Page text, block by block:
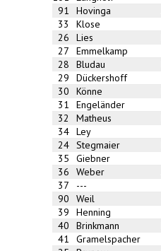
91
Hovinga
33
Klose
26
Lies
27
Emmelkamp
28
Bludau
29
Dückershoff
30
Könne
31
Engeländer
32
Matheus
34 Ley
24 Stegmaier
35
Giebner
36
Weber
37
---
90
Weil
39
Henning
40
Brinkmann
41
Gramelspacher